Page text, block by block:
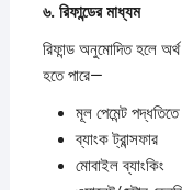
৬. রিফান্ডেরমাধ্যম
রিফান্ড অনুমোদিত হলে
হতে পারে—
মূল পেমেন্ট পদ্ধতিতে
ব্যাংক ট্রান্সফার
মোবাইল ব্যাংকিং